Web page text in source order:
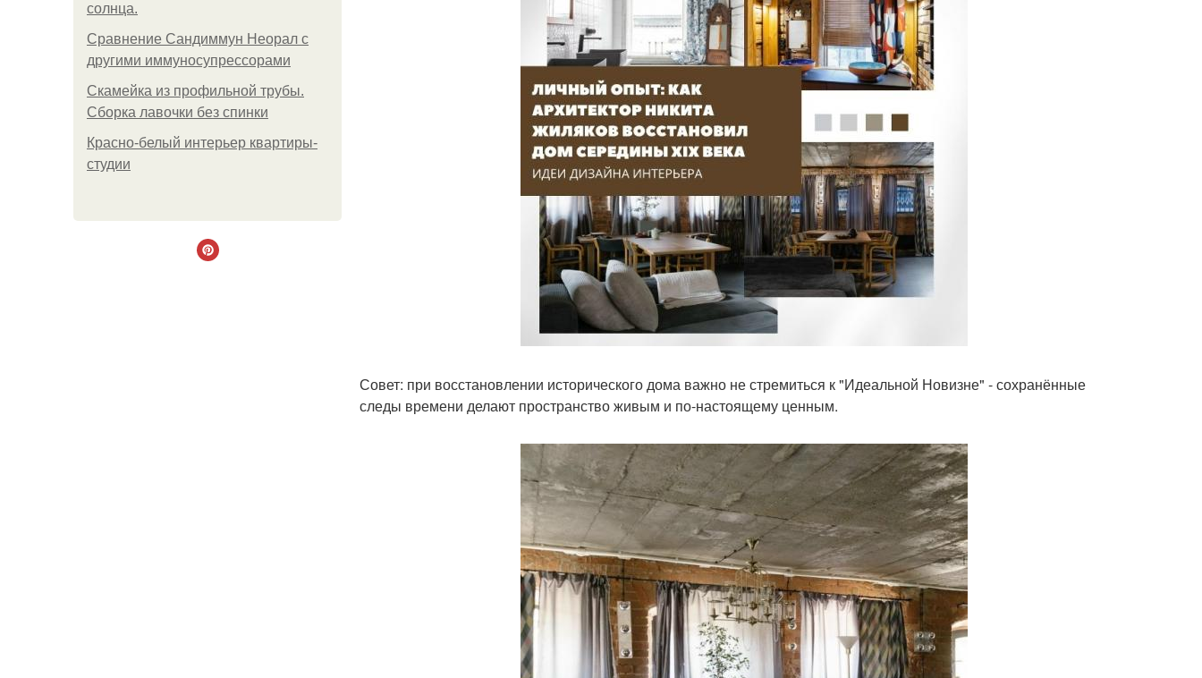
солнца.
Сравнение Сандиммун Неорал с
другими иммуносупрессорами
Скамейка из профильной трубы.
Сборка лавочки без спинки
Красно-белый интерьер квартиры-
студии
Совет: при восстановлении исторического дома важно не стремиться к "Идеальной Новизне" - сохранённые
следы времени делают пространство живым и по-настоящему ценным.